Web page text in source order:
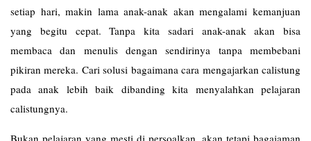
setiap hari, makin lama anak-anak akan mengalami kemanjuan
yang begitu cepat. Tanpa kita sadari anak-anak akan bisa
membaca dan menulis dengan sendirinya tanpa membebani
pikiran mereka. Cari solusi bagaimana cara mengajarkan calistung
pada anak lebih baik dibanding kita menyalahkan pelajaran
calistungnya.